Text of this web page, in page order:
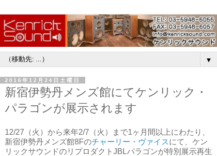
▼
2016年12月24日土曜日
新宿伊勢丹メンズ館にてケンリック・
パラゴンが展示されます
12/27（火）から来年2/7（火）まで1ヶ月間以上にわたり、
新宿伊勢丹メンズ館8Fのチャーリー・ヴァイスにて、ケン
リックサウンドのリプロダクトJBLパラゴンが特別展示再生